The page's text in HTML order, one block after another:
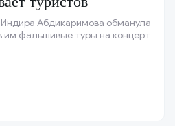
Индира Абдикаримова обманула
им фальшивые туры на концерт